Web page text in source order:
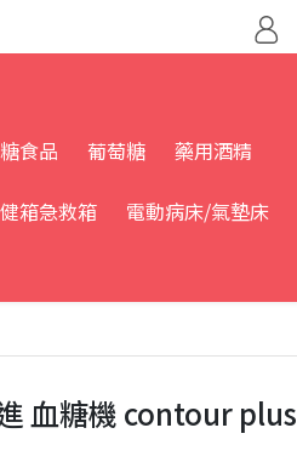
食品 葡萄糖 藥用酒精
箱急救箱 電動病床/氣墊床
血糖機 contour plus